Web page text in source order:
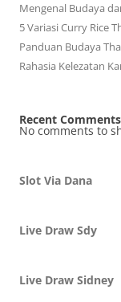
Mengenal Budaya
5 Variasi Curry Rice
Panduan Budaya
Rahasia Kelezatan
Recent Comments
No comments to
Slot Via Dana
Live Draw Sdy
Live Draw Sidney